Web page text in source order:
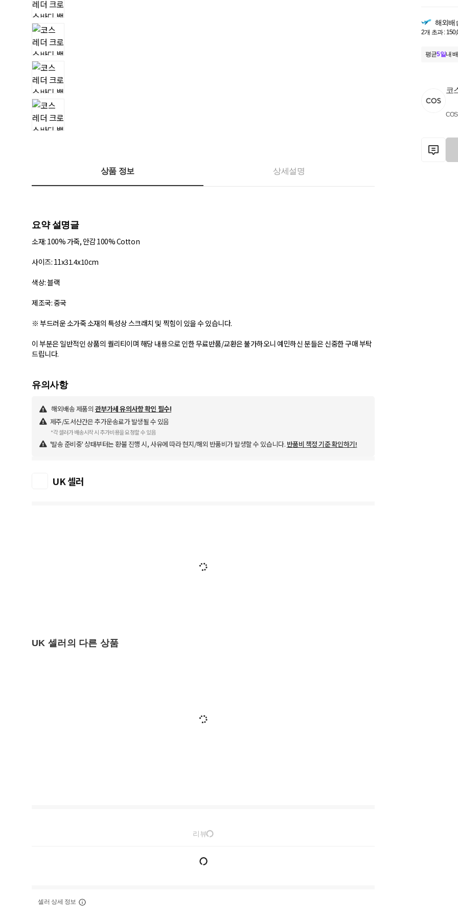
해외배
2개 초과 :
평균5일내
코
COS
상품 정보 상세설명
요약 설명글
소재: 100% 가죽, 안감 100% Cotton
사이즈: 11x31.4x10cm
색상: 블랙
제조국: 중국
※ 부드러운 소가죽 소재의 특성상 스크래치 및 찍힘이 있을 수 있습니다.
이 부분은 일반적인 상품의 퀄리티이며 해당 내용으로 인한 무료반품/교환은 불가하오니 예민하신 분들은 신중한 구매 부탁
드립니다.
유의사항
해외배송 제품의 관부가세 유의사항 확인 필수!
제주/도서산간은 추가운송료가 발생될 수 있음
*각 셀러가 배송시작 시 추가비용을 요청할 수 있음
'발송 준비중' 상태부터는 환불 진행 시, 사유에 따라 현지/해외 반품비가 발생할 수 있습니다. 반품비 책정 기준 확인하기!
UK 셀러
UK 셀러의 다른 상품
리뷰
셀러 상세 정보